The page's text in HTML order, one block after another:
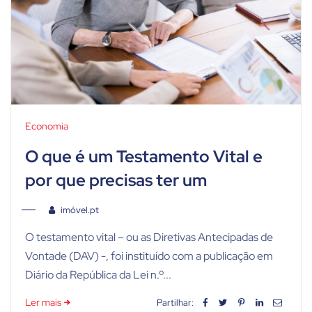
Economia
O que é um Testamento Vital e
por que precisas ter um
imóvel.pt
O testamento vital – ou as Diretivas Antecipadas de
Vontade (DAV) -, foi instituído com a publicação em
Diário da República da Lei n.º...
Ler mais Partilhar: